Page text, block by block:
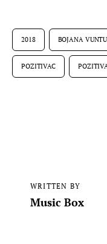
2018 BOJANA
POZITIVAC
WRITTEN BY
Music Box